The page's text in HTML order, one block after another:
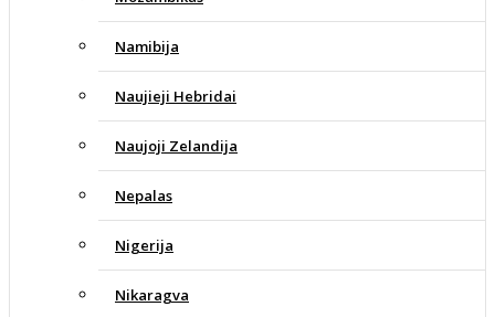
Namibija
Naujieji Hebridai
Naujoji Zelandija
Nepalas
Nigerija
Nikaragva